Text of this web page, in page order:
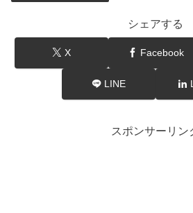
シェアする
X Facebook
LINE
スポンサーリン